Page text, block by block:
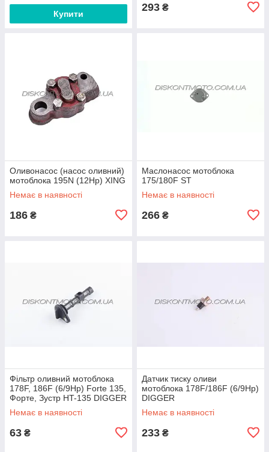
Купити
293 ₴
Оливонасос (насос оливний)
мотоблока 195N (12Hp) XING
Немає в наявності
186 ₴
Маслонасос мотоблока
175/180F ST
Немає в наявності
266 ₴
Фільтр оливний мотоблока
178F, 186F (6/9Hp) Forte 135,
Форте, Зустр HT-135 DIGGER
Немає в наявності
63 ₴
Датчик тиску оливи
мотоблока 178F/186F (6/9Hp)
DIGGER
Немає в наявності
233 ₴